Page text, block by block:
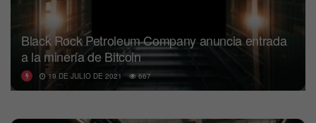
Black Rock Petroleum Company anuncia entrada
a la minería de Bitcoin
19 DE JULIO DE 2021 667